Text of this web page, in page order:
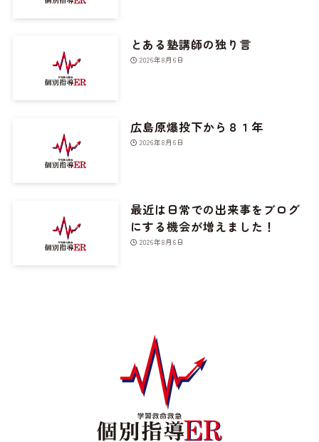
とある塾講師の独り言
2026年8月6日
広島原爆投下から８１年
2026年8月6日
最近は日常での出来事をブログ
にする機会が増えました！
2026年8月6日